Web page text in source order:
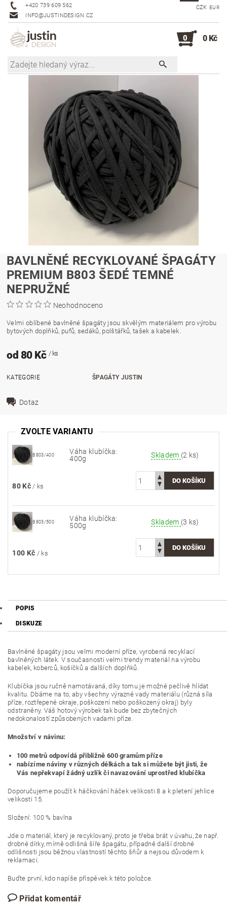
+420 739 609 562
INFO@JUSTINDESIGN.CZ
CZK EUR
0 0 Kč
BAVLNĚNÉ RECYKLOVANÉ ŠPAGÁTY
PREMIUM B803 ŠEDÉ TEMNÉ
NEPRUŽNÉ
Neohodnoceno
Velmi oblíbené bavlněné špagáty jsou skvělým materiálem pro výrobu
bytových doplňků, pufů, sedáků, polštářků, tašek a kabelek.
od 80 Kč / ks
KATEGORIE ŠPAGÁTY JUSTIN
Dotaz
ZVOLTE VARIANTU
B803/400
Váha klubíčka:
400g
Skladem (2 ks)
80 Kč / ks
B803/500
Váha klubíčka:
500g
Skladem (3 ks)
100 Kč / ks
POPIS
DISKUZE
Bavlněné špagáty jsou velmi moderní příze, vyrobená recyklací
bavlněných látek. V současnosti velmi trendy materiál na výrobu
kabelek, koberců, košíčků a dalších doplňků.
Klubíčka jsou ručně namotávaná, díky tomu je možné pečlivě hlídat
kvalitu. Dbáme na to, aby všechny výrazné vady materiálu (různá síla
příze, roztřepené okraje, poškození nebo poškozený okraj) byly
odstraněny. Váš hotový výrobek tak bude bez zbytečných
nedokonalostí způsobených vadami příze.
Množství v návinu:
100 metrů odpovídá přibližně 600 gramům příze
nabízíme náviny v různých délkách a tak si můžete být jisti, že
Vás nepřekvapí žádný uzlík či navazování uprostřed klubíčka
Doporučujeme použít k háčkování háček velikosti 8 a k pletení jehlice
velikosti 15.
Složení: 100 % bavlna
Jde o materiál, který je recyklovaný, proto je třeba brát v úvahu, že např.
drobné dírky, mírně odlišná šíře špagátu, případně další drobné
odlišnosti jsou běžnou vlastností těchto šňůr a nejsou důvodem k
reklamaci.
Buďte první, kdo napíše příspěvek k této položce.
Přidat komentář